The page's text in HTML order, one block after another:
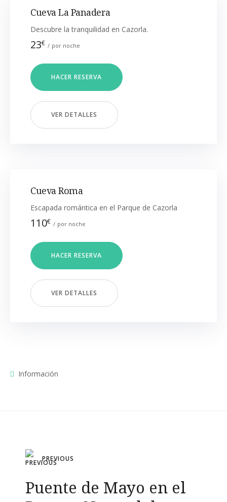
Cueva La Panadera
Descubre la tranquilidad en Cazorla.
23€ por noche
HACER RESERVA
VER DETALLES
Cueva Roma
Escapada romántica en el Parque de Cazorla
110€ por noche
HACER RESERVA
VER DETALLES
Información
Navegación
de
PREVIOUS
Puente de Mayo en el